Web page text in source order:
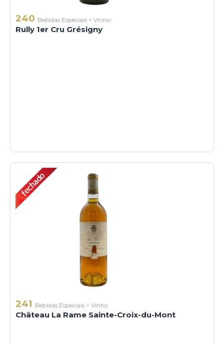
240 Bebidas Especiais > Vinho
Rully 1er Cru Grésigny
241 Bebidas Especiais > Vinho
Château La Rame Sainte-Croix-du-Mont